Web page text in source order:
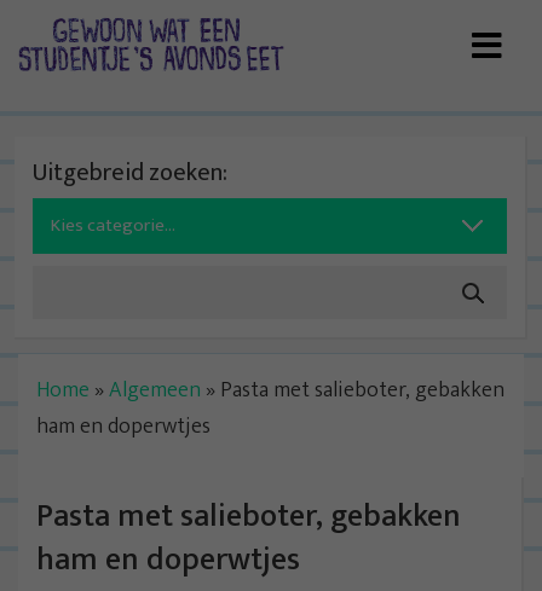
Uitgebreid zoeken:
Search
for:
Home »Algemeen » Pasta met salieboter, gebakken
ham en doperwtjes
Pasta met salieboter, gebakken
ham en doperwtjes